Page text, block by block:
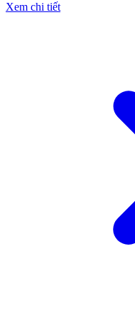
Xem chi tiết